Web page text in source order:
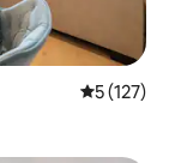
Priemerné
5 (127)